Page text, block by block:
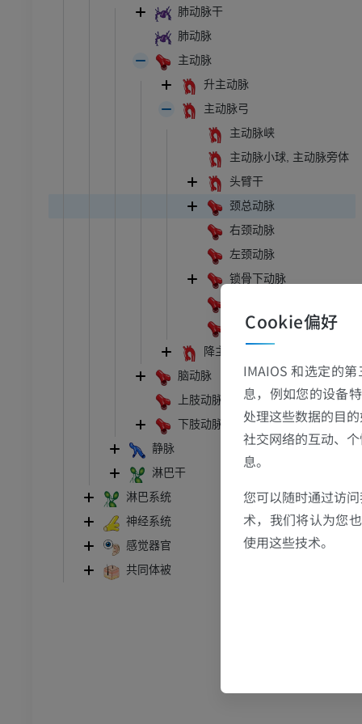
肺动脉干
肺动脉
主动脉
升主动脉
主动脉弓
主动脉峡
主动脉小球, 主动脉旁体
头臂干
颈总动脉
右颈动脉
左颈动脉
锁骨下动脉
左锁骨下动脉
降主动脉
脑动脉
上肢动脉
下肢动脉
静脉
淋巴干
淋巴系统
神经系统
感觉器官
共同体被
跗 - 足
踝关节磁共振成像
优质会员
Cookie偏好
IMAIOS 和选定的
息，例如您的设备
处理这些数据的目
社交网络的互动、
息。
您可以随时通过访
术，我们将认为您
使用这些技术。